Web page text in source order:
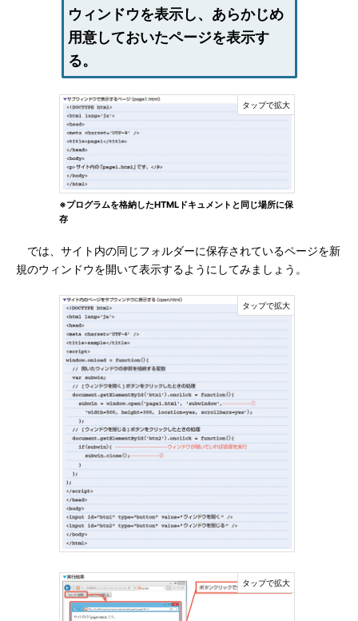
ウィンドウを表示し、あらかじめ
用意しておいたページを表示す
る。
※プログラムを格納したHTMLドキュメントと同じ場所に保
存
では、サイト内の同じフォルダーに保存されているページを新
規のウィンドウを開いて表示するようにしてみましょう。